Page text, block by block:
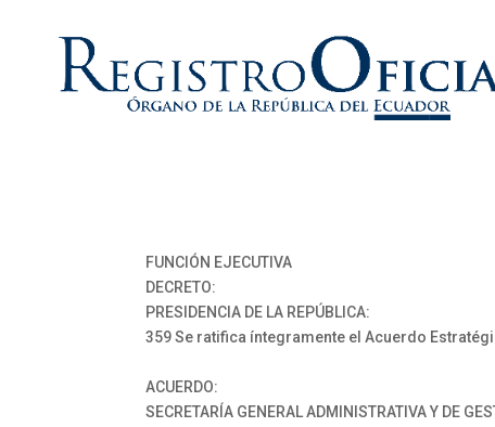
FUNCIÓN EJECUTIVA
DECRETO:
PRESIDENCIA DE LA REPÚBLICA:
359 Se ratifica íntegramente el Acuerdo
ACUERDO:
SECRETARÍA GENERAL ADMINISTRATIVA Y DE